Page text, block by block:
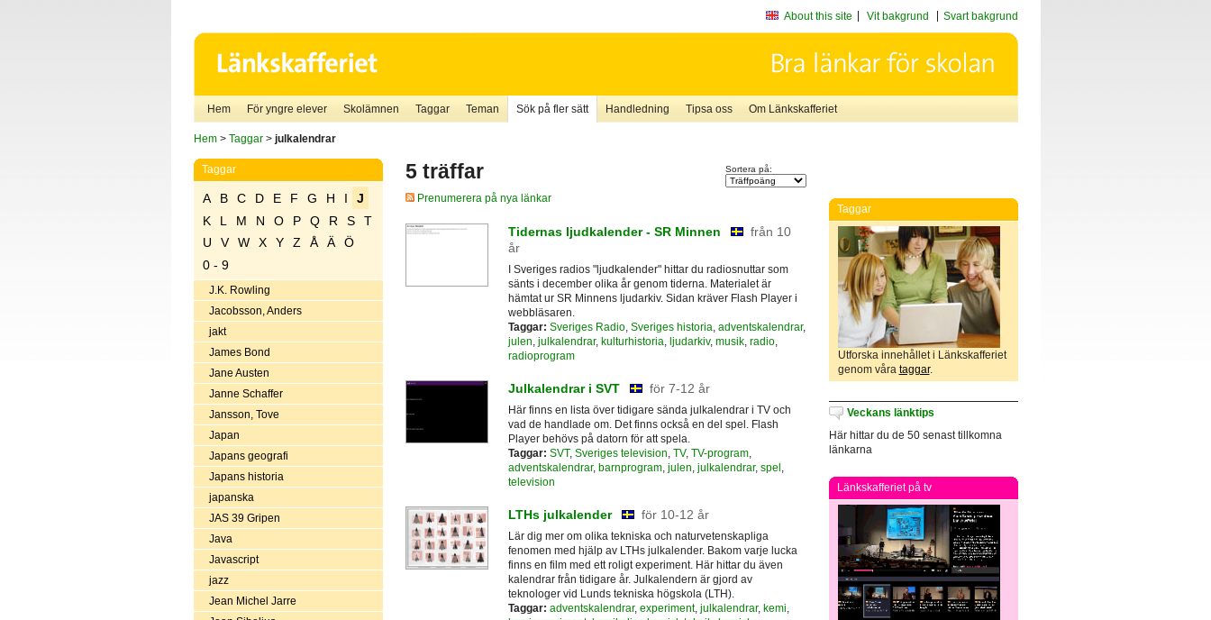
About this site Vit bakgrund Svart bakgrund
Hem För yngre elever Skolämnen Taggar Teman Sök på fler sätt Handledning Tipsa oss Om Länkskafferiet
Hem> Taggar> julkalendrar
Taggar
A B C D E F G H I
J
K
L M N O P Q R S
T
U
V W X Y Z Å Ä
Ö
0 - 9
J.K. Rowling
Jacobsson, Anders
jakt
James Bond
Jane Austen
Janne Schaffer
Jansson, Tove
Japan
Japans geografi
Japans historia
japanska
JAS 39 Gripen
Java
Javascript
jazz
Jean Michel Jarre
5 träffar Sortera på:
Prenumerera på nya länkar
Tidernas ljudkalender - SR Minnen
från 10
år
I Sveriges radios "ljudkalender" hittar du radiosnuttar som
sänts i december olika år genom tiderna. Materialet är
hämtat ur SR Minnens ljudarkiv. Sidan kräver Flash Player i
webbläsaren.
Taggar: Sveriges Radio, Sveriges historia adventskalendrar,
julen julkalendrar, kulturhistoria ljudarkiv, musik, radio,
radioprogram
Julkalendrar i SVT för 7-12 år
Här finns en lista över tidigare sända julkalendrar i TV och
vad de handlade om. Det finns också en del spel. Flash
Player behövs på datorn för att spela.
Taggar: SVT, Sveriges television, TV, TV-program,
adventskalendrar, barnprogram, julen, julkalendrar, spel ,
television
LTHs julkalender för 10-12 år
Lär dig mer om olika tekniska och naturvetenskapliga
fenomen med hjälp av LTHs julkalender. Bakom varje lucka
finns en film med ett roligt experiment. Här hittar du även
kalendrar från tidigare år. Julkalendern är gjord av
teknologer vid Lunds tekniska högskola (LTH).
Taggar: adventskalendrar, experiment, julkalendrar, kemi,
Taggar
Utforska innehållet i Länkskafferiet
genom våra taggar.
Veckans länktips
Här hittar du de 50 senast tillkomna
länkarna
Länkskafferiet på tv